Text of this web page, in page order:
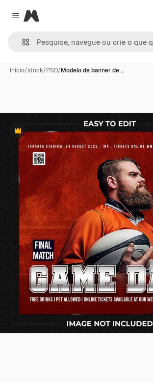
Close menu
Magnific
Início/stock/PSD/Modelo de banner de …
Premium